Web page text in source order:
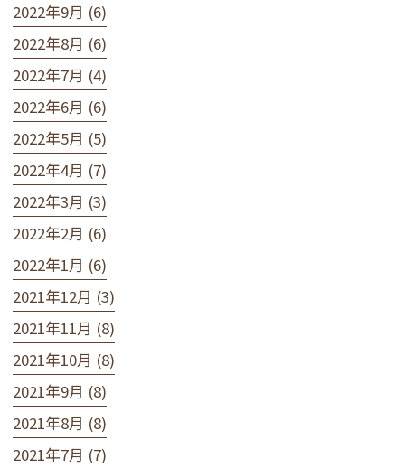
2022年9月 (6)
2022年8月 (6)
2022年7月 (4)
2022年6月 (6)
2022年5月 (5)
2022年4月 (7)
2022年3月 (3)
2022年2月 (6)
2022年1月 (6)
2021年12月 (3)
2021年11月 (8)
2021年10月 (8)
2021年9月 (8)
2021年8月 (8)
2021年7月 (7)